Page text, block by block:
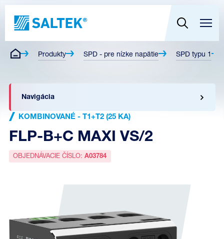
Produkty SPD - pre nízke napätie SPD typu 1
Navigácia
KOMBINOVANÉ - T1+T2 (25 KA)
FLP-B+C MAXI VS/2
OBJEDNÁVACIE ČÍSLO:A03784